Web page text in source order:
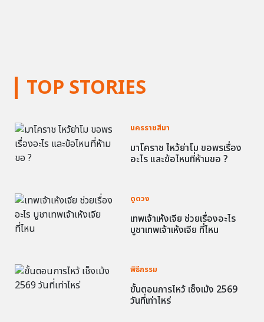
TOP STORIES
นครราชสีมา
มาโคราช ไหว้ย่าโม ขอพรเรื่อง
อะไร และข้อไหนที่ห้ามขอ ?
ดูดวง
เทพเจ้าเห้งเจีย ช่วยเรื่องอะไร
บูชาเทพเจ้าเห้งเจีย ที่ไหน
พิธีกรรม
ขั้นตอนการไหว้ เช็งเม้ง 2569
วันที่เท่าไหร่